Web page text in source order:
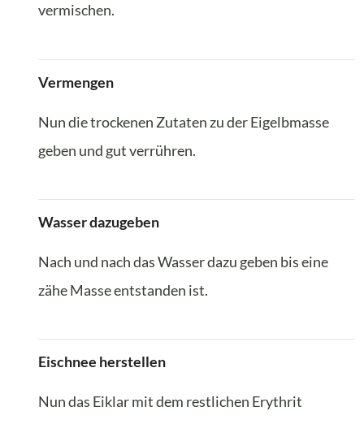
vermischen.
Vermengen
Nun die trockenen Zutaten zu der Eigelbmasse
geben und gut verrühren.
Wasser dazugeben
Nach und nach das Wasser dazu geben bis eine
zähe Masse entstanden ist.
Eischnee herstellen
Nun das Eiklar mit dem restlichen Erythrit